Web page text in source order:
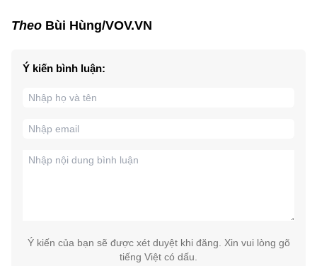
Theo Bùi Hùng/VOV.VN
Ý kiến bình luận:
Ý kiến của bạn sẽ được xét duyệt khi đăng. Xin vui lòng gõ
tiếng Việt có dấu.